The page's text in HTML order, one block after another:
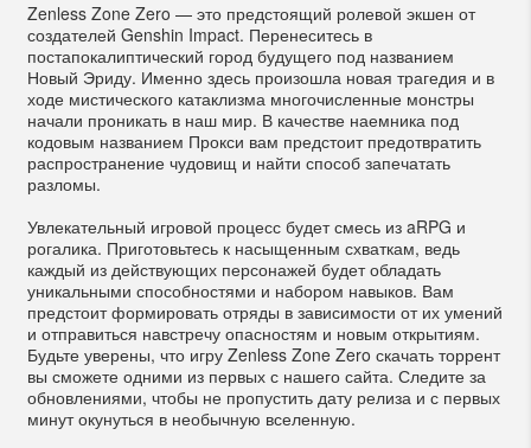
Zenless Zone Zero — это предстоящий ролевой экшен от
создателей Genshin Impact. Перенеситесь в
постапокалиптический город будущего под названием
Новый Эриду. Именно здесь произошла новая трагедия и в
ходе мистического катаклизма многочисленные монстры
начали проникать в наш мир. В качестве наемника под
кодовым названием Прокси вам предстоит предотвратить
распространение чудовищ и найти способ запечатать
разломы.
Увлекательный игровой процесс будет смесь из aRPG и
рогалика. Приготовьтесь к насыщенным схваткам, ведь
каждый из действующих персонажей будет обладать
уникальными способностями и набором навыков. Вам
предстоит формировать отряды в зависимости от их умений
и отправиться навстречу опасностям и новым открытиям.
Будьте уверены, что игру Zenless Zone Zero скачать торрент
вы сможете одними из первых с нашего сайта. Следите за
обновлениями, чтобы не пропустить дату релиза и с первых
минут окунуться в необычную вселенную.